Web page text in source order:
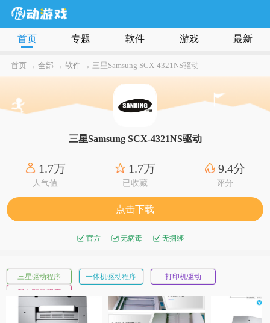
首页 专题 软件 游戏 最新
首页→ 全部 → 软件 → 三星Samsung SCX-4321NS驱动
三星Samsung SCX-4321NS驱动
1.7万
人气值
1.7万
已收藏
9.4分
评分
点击下载
官方 无病毒 无捆绑
三星驱动程序 一体机驱动程序
打印机驱动
戴尔驱动程序